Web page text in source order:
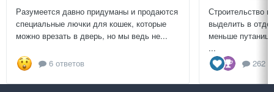
Разумеется давно придуманы и продаются
специальные лючки для кошек, которые
можно врезать в дверь, но мы ведь не...
6 ответов
Строительство
выделить в
меньше
...
262